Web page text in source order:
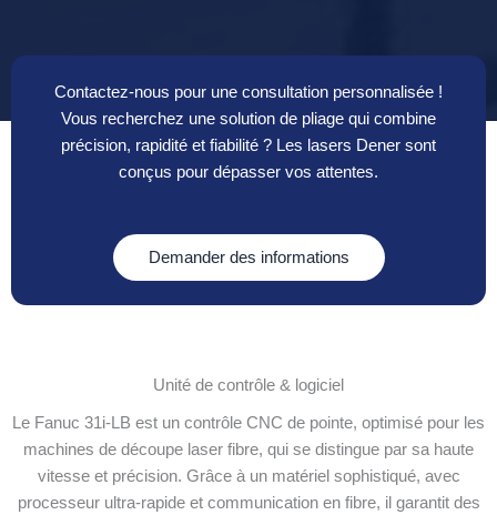
Contactez-nous pour une consultation personnalisée !
Vous recherchez une solution de pliage qui combine
précision, rapidité et fiabilité ? Les lasers Dener sont
conçus pour dépasser vos attentes.
Demander des informations
Unité de contrôle & logiciel
Le Fanuc 31i-LB est un contrôle CNC de pointe, optimisé pour les
machines de découpe laser fibre, qui se distingue par sa haute
vitesse et précision. Grâce à un matériel sophistiqué, avec
processeur ultra-rapide et communication en fibre, il garantit des